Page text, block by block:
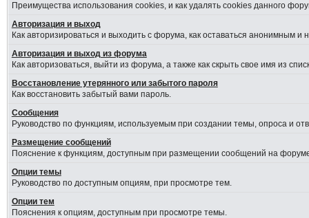
Преимущества использования cookies, и как удалять cookies данного
Авторизация и выход
Как авторизироваться и выходить с форума, как оставаться анонимным
Авторизация и выход из форума
Как авторизоваться, выйти из форума, а также как скрыть свое имя из
Восстановление утерянного или забытого пароля
Как восстановить забытый вами пароль.
Сообщения
Руководство по функциям, используемым при создании темы, опроса и
Размещение сообщений
Пояснение к функциям, доступным при размещении сообщений на
Опции темы
Руководство по доступным опциям, при просмотре тем.
Опции тем
Пояснения к опциям, доступным при просмотре темы.